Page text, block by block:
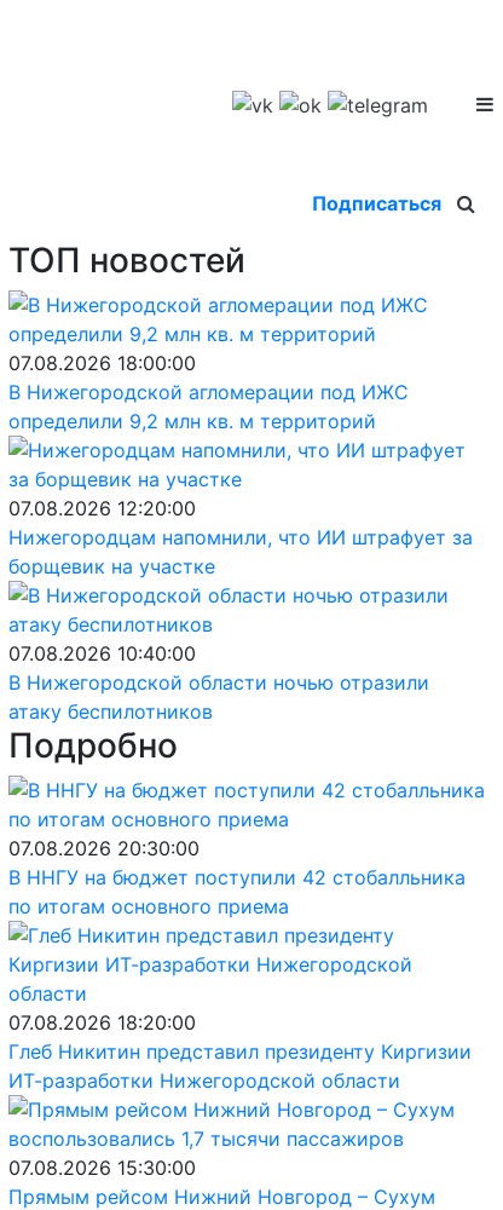
Подписаться
ТОП новостей
07.08.2026 18:00:00
В Нижегородской агломерации под ИЖС
определили 9,2 млн кв. м территорий
07.08.2026 12:20:00
Нижегородцам напомнили, что ИИ штрафует за
борщевик на участке
07.08.2026 10:40:00
В Нижегородской области ночью отразили
атаку беспилотников
Подробно
07.08.2026 20:30:00
В ННГУ на бюджет поступили 42 стобалльника
по итогам основного приема
07.08.2026 18:20:00
Глеб Никитин представил президенту Киргизии
ИТ-разработки Нижегородской области
07.08.2026 15:30:00
Прямым рейсом Нижний Новгород – Сухум